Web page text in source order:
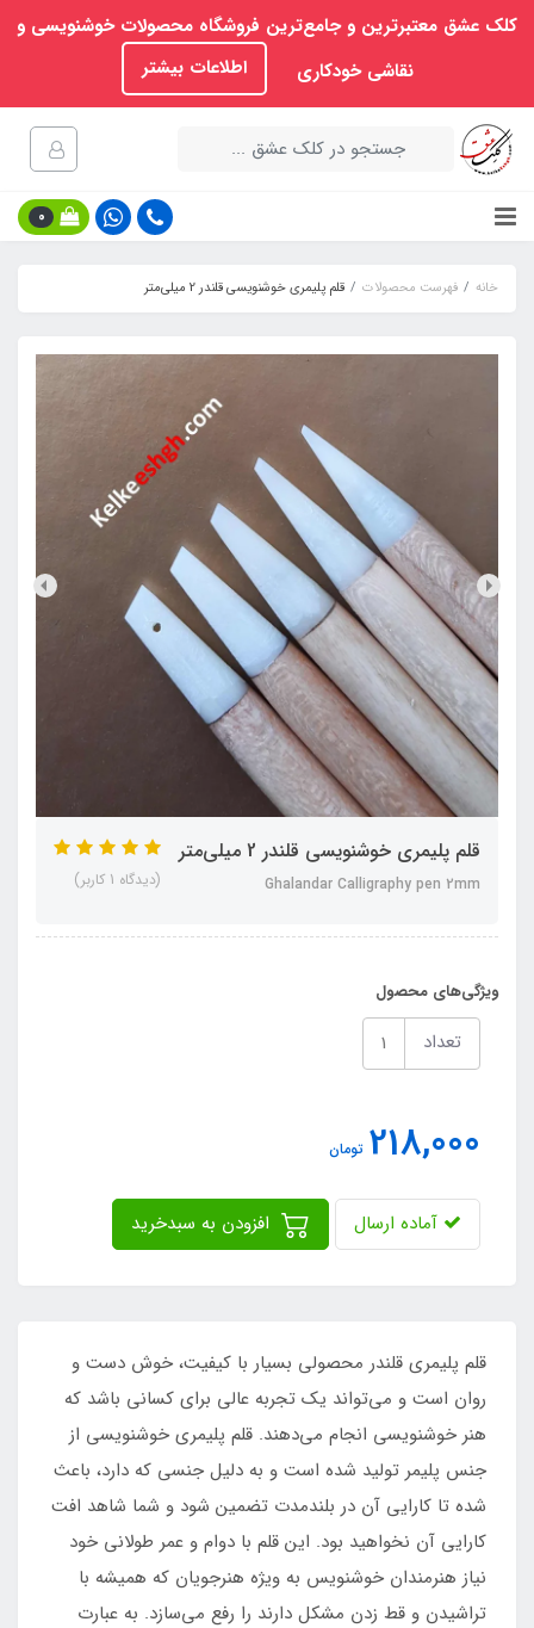
کلک عشق معتبرترین و جامع‌ترین فروشگاه محصولات خوشنویسی و
نقاشی خودکاری
اطلاعات بیشتر
0
خانه فهرست محصولات قلم پلیمری خوشنویسی قلندر 2 میلی‌متر
قلم پلیمری خوشنویسی قلندر 2 میلی‌متر
Ghalandar Calligraphy pen 2mm (دیدگاه 1 کاربر)
ویژگی‌های محصول
تعداد
218,000 تومان
آماده ارسال
قلم پلیمری قلندر محصولی بسیار با کیفیت، خوش دست و
روان است و می‌تواند یک تجربه عالی برای کسانی باشد که
هنر خوشنویسی انجام می‌دهند. قلم پلیمری خوشنویسی از
جنس پلیمر تولید شده است و به دلیل جنسی که دارد، باعث
شده تا کارایی آن در بلندمدت تضمین شود و شما شاهد افت
کارایی آن نخواهید بود. این قلم با دوام و عمر طولانی خود
نیاز هنرمندان خوشنویس به ویژه هنرجویان که همیشه با
تراشیدن و قط زدن مشکل دارند را رفع می‌سازد. به عبارت